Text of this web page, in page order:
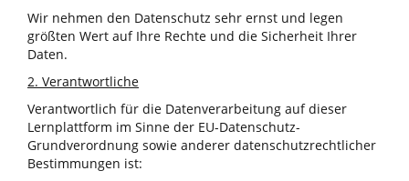
Wir nehmen den Datenschutz sehr ernst und legen
größten Wert auf Ihre Rechte und die Sicherheit Ihrer
Daten.
2. Verantwortliche
Verantwortlich für die Datenverarbeitung auf dieser
Lernplattform im Sinne der EU-Datenschutz-
Grundverordnung sowie anderer datenschutzrechtlicher
Bestimmungen ist: